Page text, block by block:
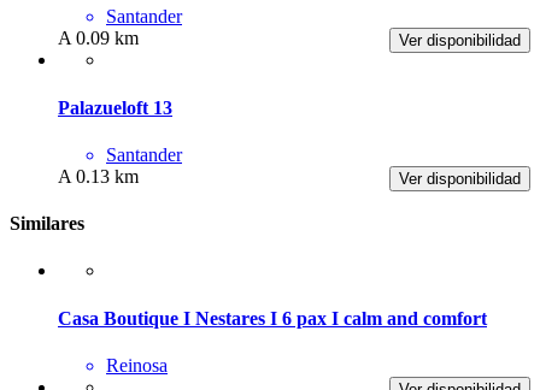
Santander
Ver disponibilidad
A 0.09 km
Palazueloft 13
Santander
Ver disponibilidad
A 0.13 km
Similares
Casa Boutique I Nestares I 6 pax I calm and comfort
Reinosa